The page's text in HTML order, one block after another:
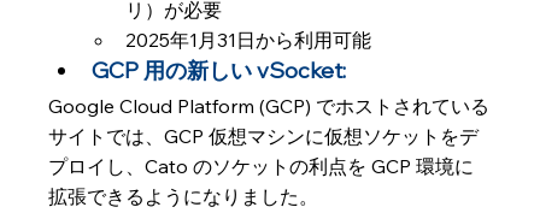
リ）が必要
2025年1月31日から利用可能
GCP 用の新しい vSocket:
Google Cloud Platform (GCP) でホストされている
サイトでは、GCP 仮想マシンに仮想ソケットをデ
プロイし、Cato のソケットの利点を GCP 環境に
拡張できるようになりました。